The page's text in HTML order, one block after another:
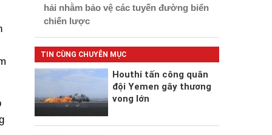
hải nhằm bảo vệ các tuyến đường biển
chiến lược
TIN CÙNG CHUYÊN MỤC
Houthi tấn công quân
đội Yemen gây thương
vong lớn